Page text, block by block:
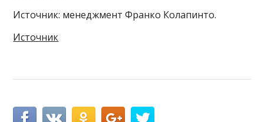
Источник: менеджмент Франко Колапинто.
Источник